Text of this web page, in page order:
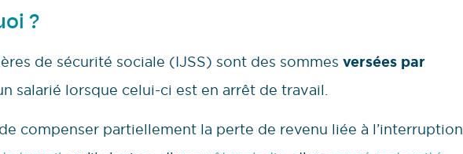
?
de sécurité sociale (IJSS) sont des sommes versées par
salarié lorsque celui-ci est en arrêt de travail.
compenser partiellement la perte de revenu liée à l’interruption